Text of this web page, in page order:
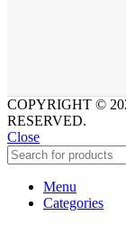
COPYRIGHT ©
RESERVED.
Close
Menu
Categories